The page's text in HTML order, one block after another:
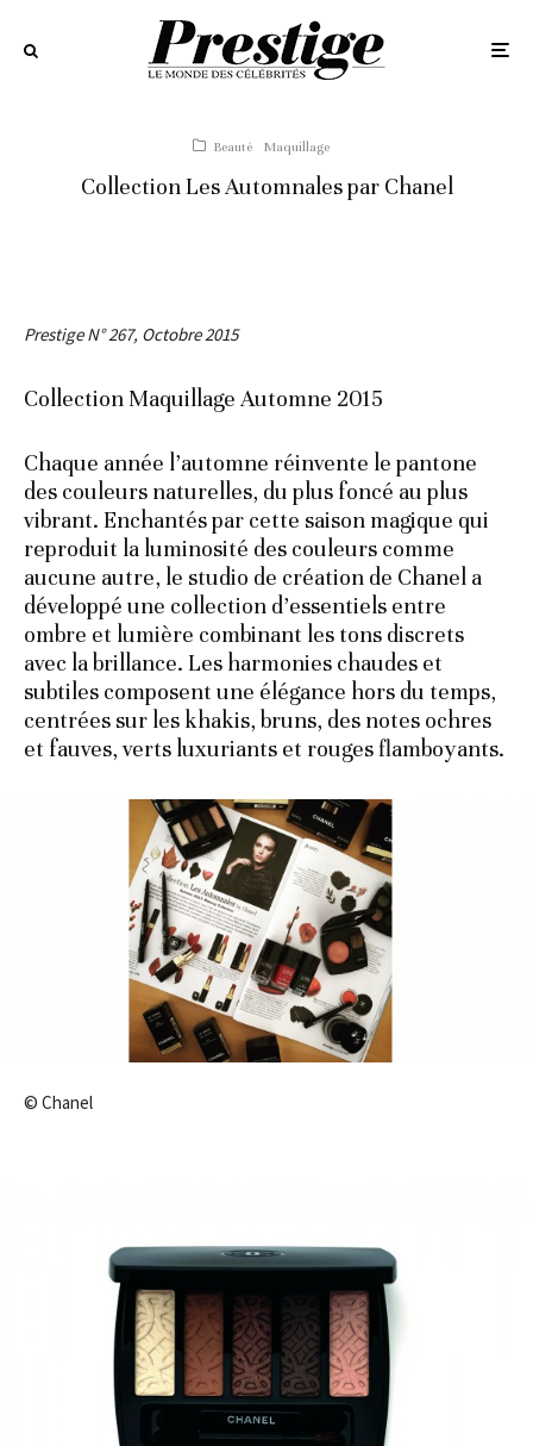
Beauté Maquillage
Collection Les Automnales par Chanel
Prestige N° 267, Octobre 2015
Collection Maquillage Automne 2015
Chaque année l’automne réinvente le pantone
des couleurs naturelles, du plus foncé au plus
vibrant. Enchantés par cette saison magique qui
reproduit la luminosité des couleurs comme
aucune autre, le studio de création de Chanel a
développé une collection d’essentiels entre
ombre et lumière combinant les tons discrets
avec la brillance. Les harmonies chaudes et
subtiles composent une élégance hors du temps,
centrées sur les khakis, bruns, des notes ochres
et fauves, verts luxuriants et rouges flamboyants.
© Chanel